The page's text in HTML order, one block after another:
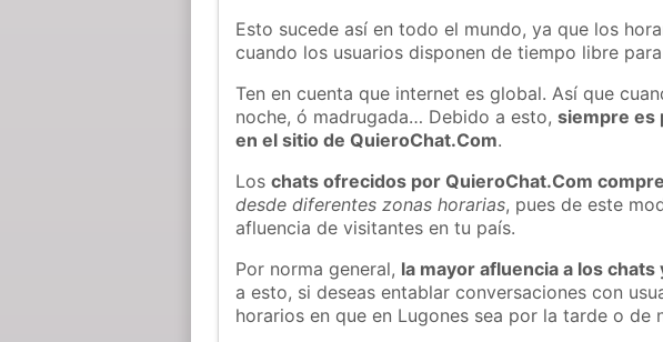
Esto sucede así en todo el mundo, ya que los
cuando los usuarios disponen de tiempo libre
Ten en cuenta que internet es global. Así que
noche, ó madrugada… Debido a esto,siempre es
en el sitio de QuieroChat.Com.
Loschats ofrecidos por QuieroChat.Com
desde diferentes zonas horarias, pues de este
afluencia de visitantes en tu país.
Por norma general, la mayor afluencia a los
a esto, si deseas entablar conversaciones con
horarios en que en Lugones sea por la tarde o de